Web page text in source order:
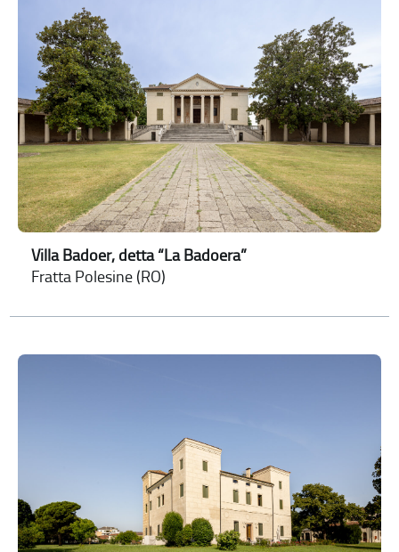
Villa Badoer, detta “La Badoera”
Fratta Polesine (RO)